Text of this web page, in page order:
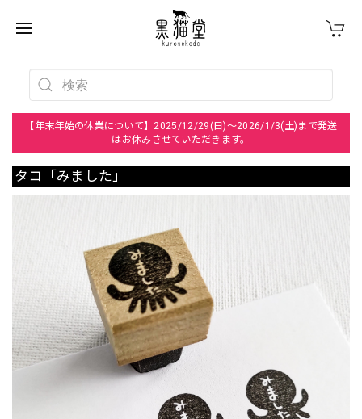
【年末年始の休業について】2025/12/29(日)～2026/1/3(土)まで発送
はお休みさせていただきます。
タコ「みました」